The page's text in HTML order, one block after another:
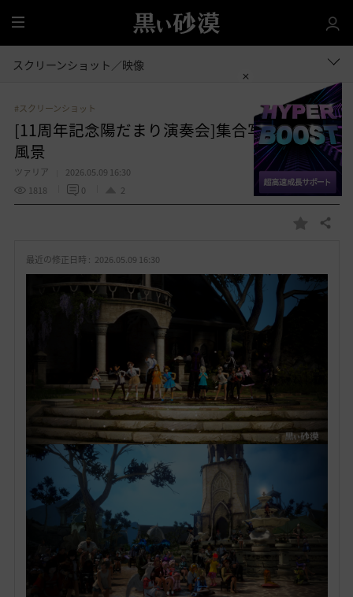
全
体
スクリーンショット／映像
#スクリーンショット
[11周年記念陽だまり演奏会]集合写真＆練習
風景
ツァリア
2026.05.09 16:30
1818
0 2
お
入
り
共有する
最近の修正日時 : 2026.05.09 16:30